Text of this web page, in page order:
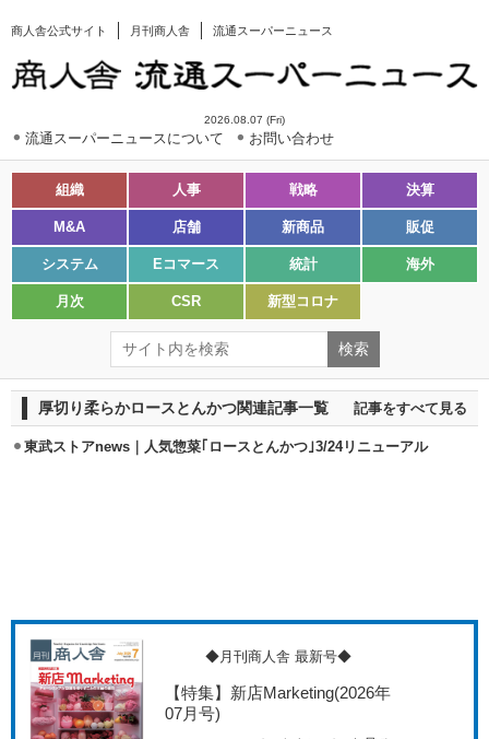
商人舎公式サイト 月刊商人舎 流通スーパーニュース
2026.08.07 (Fri)
流通スーパーニュースについて お問い合わせ
組織 人事 戦略 決算
M&A 店舗 新商品 販促
システム Eコマース 統計 海外
月次 CSR 新型コロナ
厚切り柔らかロースとんかつ関連記事一覧 記事をすべて見る
東武ストアnews｜人気惣菜｢ロースとんかつ｣3/24リニューアル
◆月刊商人舎 最新号◆
【特集】新店Marketing(2026年
07月号)